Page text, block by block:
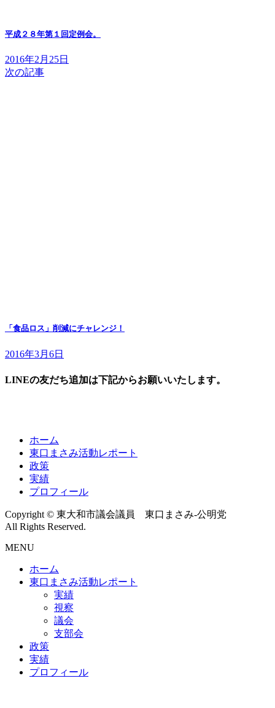
平成２８年第１回定例会。
2016年2月25日
次の記事
「食品ロス」削減にチャレンジ！
2016年3月6日
LINEの友だち追加は下記からお願いいたします。
ホーム
東口まさみ活動レポート
政策
実績
プロフィール
Copyright © 東大和市議会議員 東口まさみ-公明党
All Rights Reserved.
MENU
ホーム
東口まさみ活動レポート
実績
視察
議会
支部会
政策
実績
プロフィール